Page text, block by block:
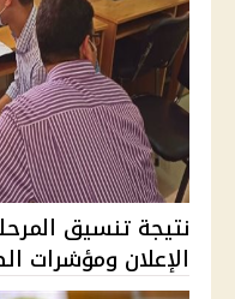
الإعلان ومؤشرات